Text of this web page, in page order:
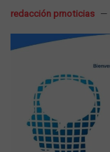
redacción prnoticias